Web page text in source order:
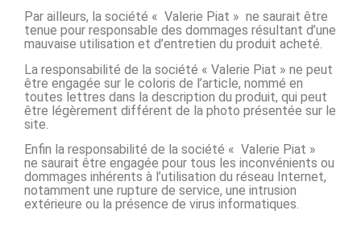
Par ailleurs, la société « Valerie Piat » ne saurait être
tenue pour responsable des dommages résultant d’une
mauvaise utilisation et d’entretien du produit acheté.
La responsabilité de la société « Valerie Piat » ne peut
être engagée sur le coloris de l’article, nommé en
toutes lettres dans la description du produit, qui peut
être légèrement différent de la photo présentée sur le
site.
Enfin la responsabilité de la société « Valerie Piat »
ne saurait être engagée pour tous les inconvénients ou
dommages inhérents à l’utilisation du réseau Internet,
notamment une rupture de service, une intrusion
extérieure ou la présence de virus informatiques.